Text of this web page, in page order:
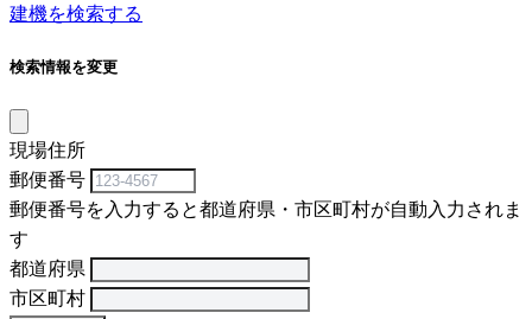
建機を検索する
検索情報を変更
現場住所
郵便番号
郵便番号を入力すると都道府県・市区町村が自動入力されま
す
都道府県
市区町村